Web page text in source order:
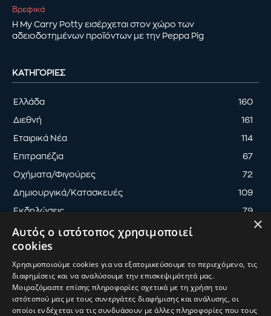
Βρεφικά
Η My Carry Potty εισέρχεται στον χώρο των
αδειοδοτημένων προϊόντων με την Peppa Pig
ΚΑΤΗΓΟΡΊΕΣ
Ελλάδα 160
Διεθνή 161
Εταιρικά Νέα 114
Επιτραπέζια 67
Οχήματα/Φιγούρες 72
Δημιουργικά/Κατασκευές 109
Εκδηλώσεις 79
ΟΡΟΙ ΧΡΗΣΗΣ ΠΟΛΙΤΙΚΗ ΑΠΟΡΡΗΤΟΥ
ΔΙΑΧΕΙΡΙΣΗ ΑΠΟΡΡΗΤΟΥ
×
Αυτός ο ιστότοπος χρησιμοποιεί
cookies
Χρησιμοποιούμε cookies για να εξατομικεύσουμε το περιεχόμενο, τις
διαφημίσεις και να αναλύσουμε την επισκεψιμότητά μας.
Μοιραζόμαστε επίσης πληροφορίες σχετικά με τη χρήση του
ιστότοπού μας με τους συνεργάτες διαφήμισης και ανάλυσης, οι
οποίοι ενδέχεται να τις συνδυάσουν με άλλες πληροφορίες που τους